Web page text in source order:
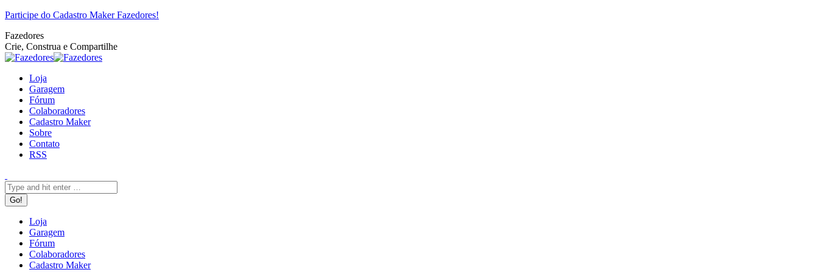
Pular
o
conteúdo
Facebook
Twitter
Google+
YouTube
Website
Rss
Participe do Cadastro Maker Fazedores!
Fazedores
Crie, Construa e Compartilhe
Loja
Garagem
Fórum
Colaboradores
Cadastro Maker
Sobre
Contato
RSS
Loja
Garagem
Fórum
Colaboradores
Cadastro Maker